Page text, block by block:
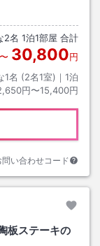
2名 1泊1部屋 合計
〜 30,800円
1名 (2名1室)｜ 1泊
円〜15,400円
問い合わせコード
板ステーキの